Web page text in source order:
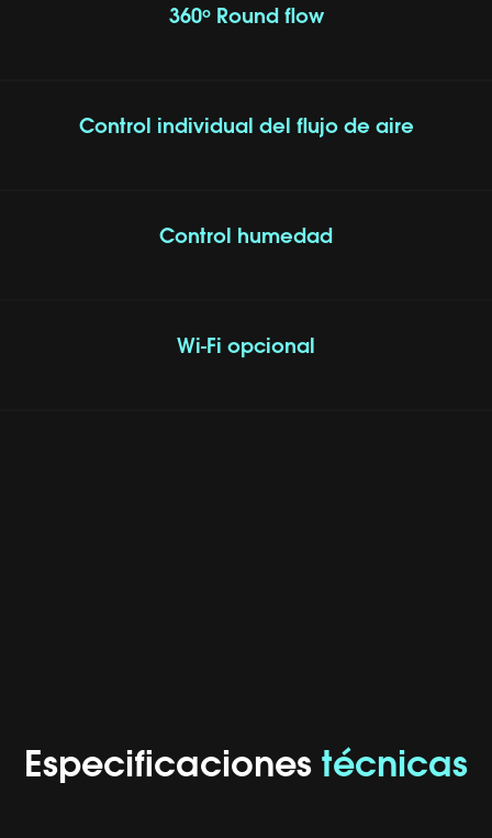
360º Round flow
Control individual del flujo de aire
Control humedad
Wi-Fi opcional
Especificaciones técnicas